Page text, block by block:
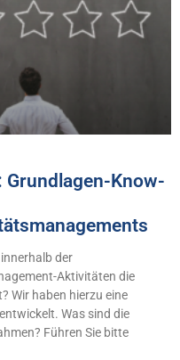
Grundlagen-Know-
der
Aktivitäten die
Wir haben hierzu eine
Was sind die
Führen Sie bitte